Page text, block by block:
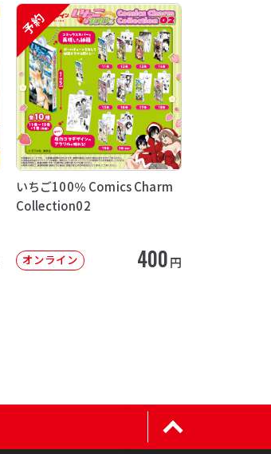
予約
いちご100％ Comics Charm
Collection02
オンライン 400円